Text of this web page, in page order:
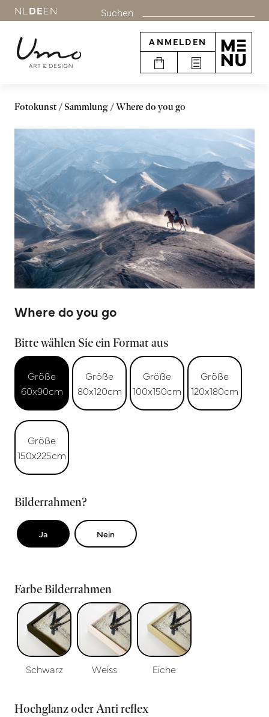
NL DEEN Suchen
ANMELDEN
Fotokunst Sammlung Where do you go
Where do you go
Bitte wählen Sie ein Format aus
Größe
60x90cm
Größe
80x120cm
Größe
100x150cm
Größe
120x180cm
Größe
150x225cm
Bilderrahmen?
Ja Nein
Farbe Bilderrahmen
Schwarz Weiss Eiche
Hochglanz oder Anti reflex